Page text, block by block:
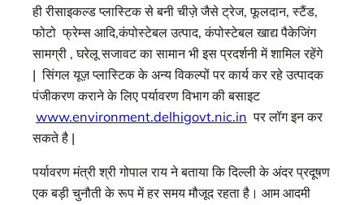
ही रीसाइकल्ड प्लास्टिक से बनी चीज़े जैसे ट्रेज, फूलदान, स्टैंड,
फोटो फ्रेम्स आदि,कंपोस्टेबल उत्पाद, कंपोस्टेबल खाद्य पैकेजिंग
सामग्री , घरेलू सजावट का सामान भी इस प्रदर्शनी में शामिल रहेंगे
| सिंगल यूज़ प्लास्टिक के अन्य विकल्पों पर कार्य कर रहे उत्पादक
पंजीकरण कराने के लिए पर्यावरण विभाग की बसाइट
www.environment.delhigovt.nic.in पर लॉग इन कर
सकते है |
पर्यावरण मंत्री श्री गोपाल राय ने बताया कि दिल्ली के अंदर प्रदूषण
एक बड़ी चुनौती के रूप में हर समय मौजूद रहता है। आम आदमी